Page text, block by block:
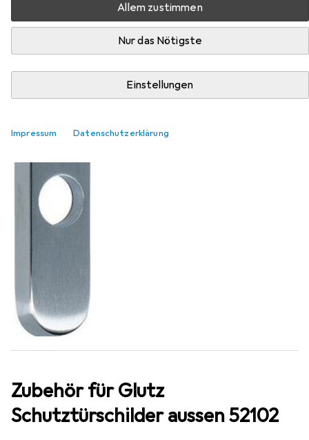
Allem zustimmen
Nur das Nötigste
Einstellungen
Impressum Datenschutzerklärung
EUR
209,–
GlutzSchutztürschilder aussen 52102
Türschildgarnitur
Zubehör für Glutz
Schutztürschilder aussen 52102